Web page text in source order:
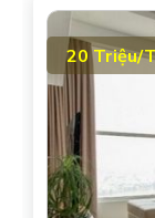
20 Triệu/